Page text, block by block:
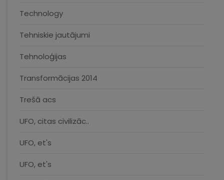
Technology
Tehniskie jautājumi
Tehnoloģijas
Transformācijas 2014
Trešā acs
UFO, citas civilizāc..
UFO, et's
UFO, et's